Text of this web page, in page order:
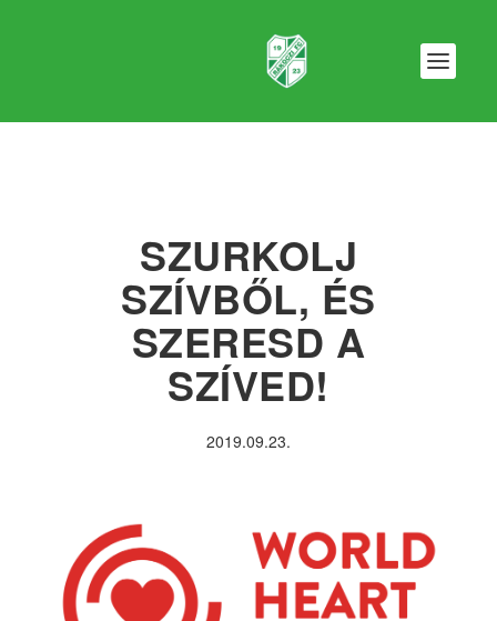
SZURKOLJ
SZÍVBŐL, ÉS
SZERESD A
SZÍVED!
2019.09.23.